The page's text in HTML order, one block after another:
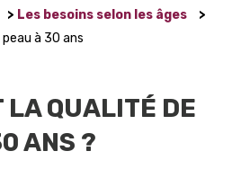
> Les besoins selon les âges
>
à 30 ans
LA QUALITÉ DE
ANS ?